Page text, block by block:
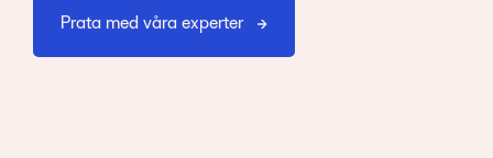
Prata med våra experter